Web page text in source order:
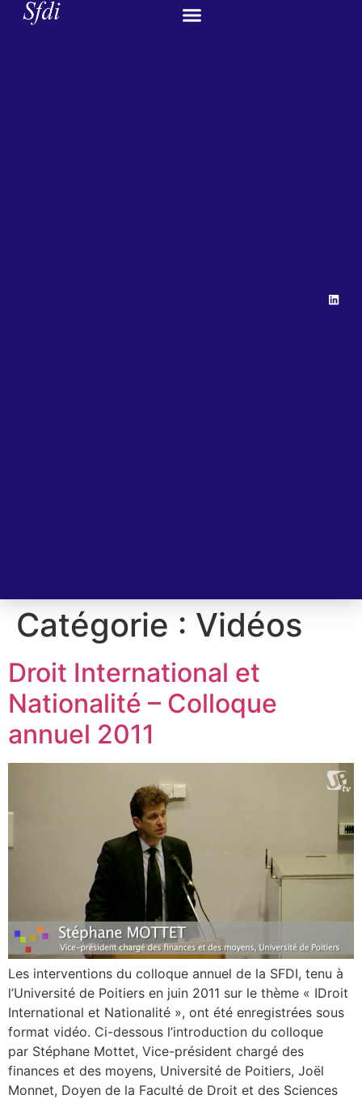
Catégorie : Vidéos
Droit International et
Nationalité – Colloque
annuel 2011
Les interventions du colloque annuel de la SFDI, tenu à
l’Université de Poitiers en juin 2011 sur le thème « IDroit
International et Nationalité », ont été enregistrées sous
format vidéo. Ci-dessous l’introduction du colloque
par Stéphane Mottet, Vice-président chargé des
finances et des moyens, Université de Poitiers, Joël
Monnet, Doyen de la Faculté de Droit et des Sciences